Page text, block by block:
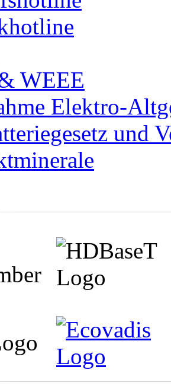
WEEE
Elektro-
und